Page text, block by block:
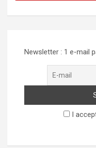
Newsletter : 1 e-mail
I